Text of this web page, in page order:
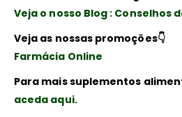
Veja o nosso Blog : Conselhos
Veja as nossas promoções👇
Farmácia Online
Para mais suplementos
aceda aqui.